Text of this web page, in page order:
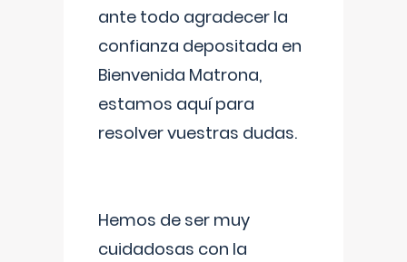
ante todo agradecer la
confianza depositada en
Bienvenida Matrona,
estamos aquí para
resolver vuestras dudas.
Hemos de ser muy
cuidadosas con la